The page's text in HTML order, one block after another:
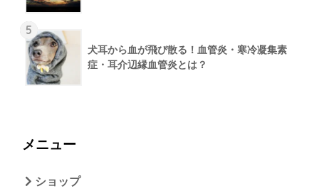
5
犬耳から血が飛び散る！血管炎・寒冷凝集素
症・耳介辺縁血管炎とは？
メニュー
ショップ